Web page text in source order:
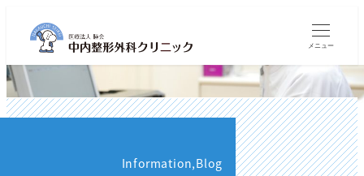
ン
コ
ン
メニュー
Information,Blog